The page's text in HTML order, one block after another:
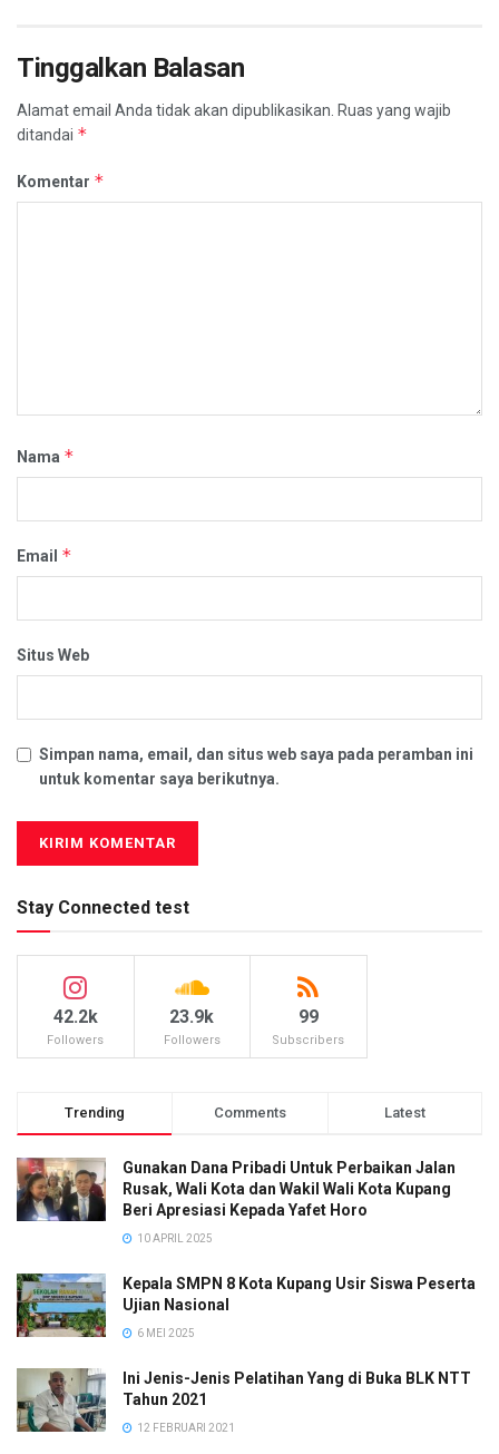
Tinggalkan Balasan
Alamat email Anda tidak akan dipublikasikan. Ruas yang wajib
ditandai *
Komentar *
Nama *
Email *
Situs Web
Simpan nama, email, dan situs web saya pada peramban ini
untuk komentar saya berikutnya.
Stay Connected test
42.2k
Followers
23.9k
Followers
99
Subscribers
Trending Comments Latest
Gunakan Dana Pribadi Untuk Perbaikan Jalan
Rusak, Wali Kota dan Wakil Wali Kota Kupang
Beri Apresiasi Kepada Yafet Horo
10 APRIL 2025
Kepala SMPN 8 Kota Kupang Usir Siswa Peserta
Ujian Nasional
6 MEI 2025
Ini Jenis-Jenis Pelatihan Yang di Buka BLK NTT
Tahun 2021
12 FEBRUARI 2021